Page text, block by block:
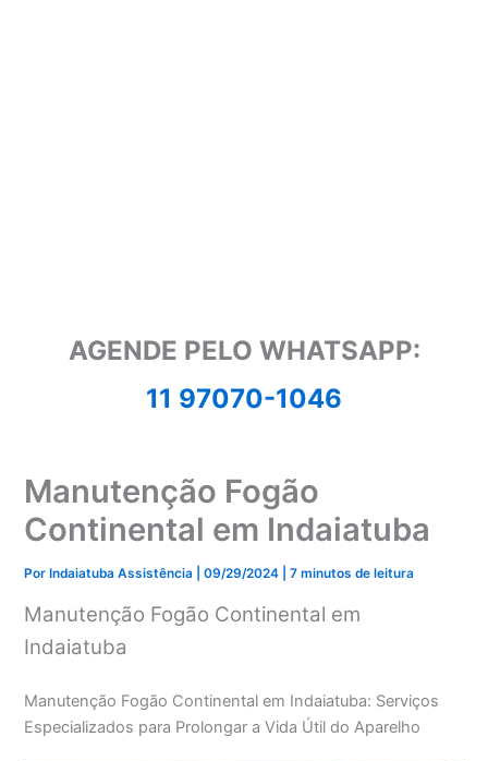
AGENDE PELO WHATSAPP:
11 97070-1046
Manutenção Fogão
Continental em Indaiatuba
Por Indaiatuba Assistência |09/29/2024 |7 minutos de leitura
Manutenção Fogão Continental em
Indaiatuba
Manutenção Fogão Continental em Indaiatuba: Serviços
Especializados para Prolongar a Vida Útil do Aparelho